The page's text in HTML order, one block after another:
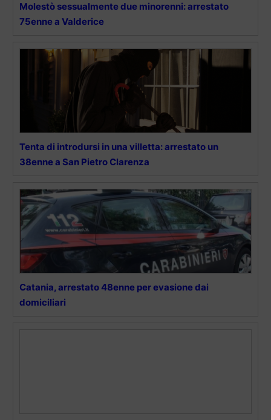
Molestò sessualmente due minorenni: arrestato
75enne a Valderice
Tenta di introdursi in una villetta: arrestato un
38enne a San Pietro Clarenza
Catania, arrestato 48enne per evasione dai
domiciliari